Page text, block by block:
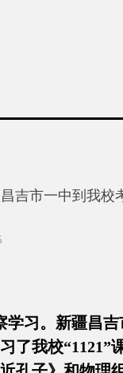
吉市一中到我校
习。新疆昌
了我校